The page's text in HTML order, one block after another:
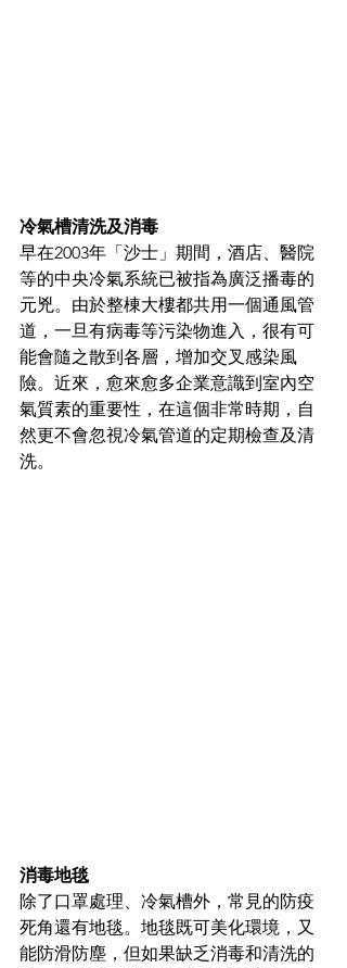
冷氣槽清洗及消毒
早在2003年「沙士」期間，酒店、醫院
等的中央冷氣系統已被指為廣泛播毒的
元兇。由於整棟大樓都共用一個通風管
道，一旦有病毒等污染物進入，很有可
能會隨之散到各層，增加交叉感染風
險。近來，愈來愈多企業意識到室內空
氣質素的重要性，在這個非常時期，自
然更不會忽視冷氣管道的定期檢查及清
洗。
消毒地毯
除了口罩處理、冷氣槽外，常見的防疫
死角還有地毯。地毯既可美化環境，又
能防滑防塵，但如果缺乏消毒和清洗的